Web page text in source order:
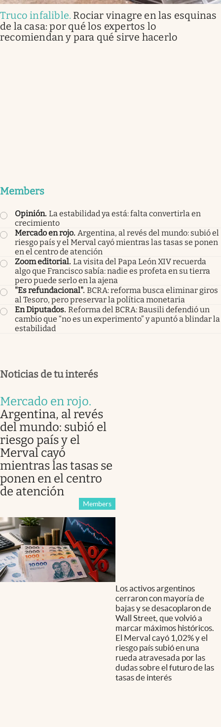
Truco infalible. Rociar vinagre en las esquinas
de la casa: por qué los expertos lo
recomiendan y para qué sirve hacerlo
Members
Opinión. La estabilidad ya está: falta convertirla en
crecimiento
Mercado en rojo. Argentina, al revés del mundo: subió el
riesgo país y el Merval cayó mientras las tasas se ponen
en el centro de atención
Zoom editorial. La visita del Papa León XIV recuerda
algo que Francisco sabía: nadie es profeta en su tierra
pero puede serlo en la ajena
"Es refundacional". BCRA: reforma busca eliminar giros
al Tesoro, pero preservar la política monetaria
En Diputados. Reforma del BCRA: Bausili defendió un
cambio que “no es un experimento” y apuntó a blindar la
estabilidad
Noticias de tu interés
Mercado en rojo.
Argentina, al revés
del mundo: subió el
riesgo país y el
Merval cayó
mientras las tasas se
ponen en el centro
de atención
Members
Los activos argentinos
cerraron con mayoría de
bajas y se desacoplaron de
Wall Street, que volvió a
marcar máximos históricos.
El Merval cayó 1,02% y el
riesgo país subió en una
rueda atravesada por las
dudas sobre el futuro de las
tasas de interés